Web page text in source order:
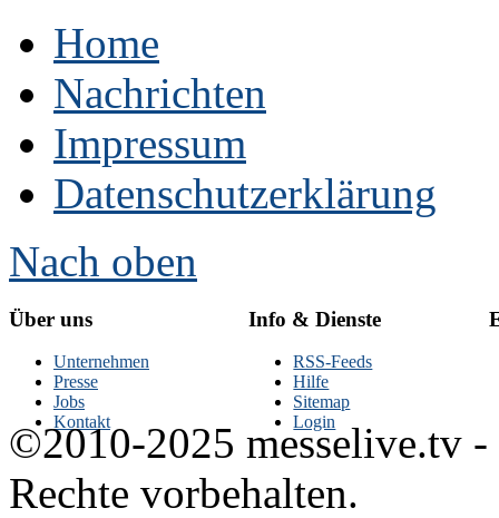
Home
Nachrichten
Impressum
Datenschutzerklärung
Nach oben
Über uns
Unternehmen
Presse
Jobs
Kontakt
Info & Dienste
RSS-Feeds
Hilfe
Sitemap
Login
©2010-2025 messelive.tv -
Rechte vorbehalten.